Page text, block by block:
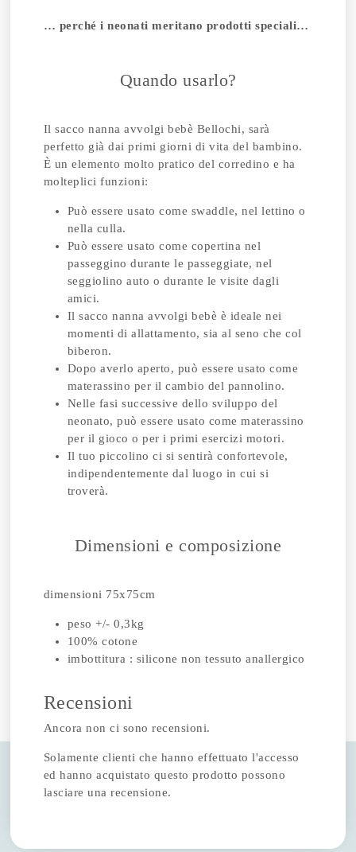
… perché i neonati meritano prodotti speciali…
Quando usarlo?
Il sacco nanna avvolgi bebè Bellochi, sarà
perfetto già dai primi giorni di vita del bambino.
È un elemento molto pratico del corredino e ha
molteplici funzioni:
Può essere usato come swaddle, nel lettino o
nella culla.
Può essere usato come copertina nel
passeggino durante le passeggiate, nel
seggiolino auto o durante le visite dagli
amici.
Il sacco nanna avvolgi bebè è ideale nei
momenti di allattamento, sia al seno che col
biberon.
Dopo averlo aperto, può essere usato come
materassino per il cambio del pannolino.
Nelle fasi successive dello sviluppo del
neonato, può essere usato come materassino
per il gioco o per i primi esercizi motori.
Il tuo piccolino ci si sentirà confortevole,
indipendentemente dal luogo in cui si
troverà.
Dimensioni e composizione
dimensioni 75x75cm
peso +/- 0,3kg
100% cotone
imbottitura : silicone non tessuto anallergico
Recensioni
Ancora non ci sono recensioni.
Solamente clienti che hanno effettuato l'accesso
ed hanno acquistato questo prodotto possono
lasciare una recensione.